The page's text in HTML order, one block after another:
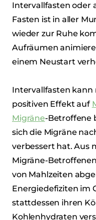
Intervallfasten oder
Fasten ist in aller
wieder zur Ruhe
Aufräumen
einem Neustart
Intervallfasten kann
positiven Effekt auf
Migräne-Betroffene
sich die Migräne
verbessert hat. Aus
Migräne-
von Mahlzeiten
Energiedefiziten im
stattdessen ihren
Kohlenhydraten